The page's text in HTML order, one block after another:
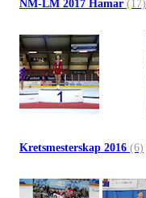
NM-LM 2017 Hamar (17)
Kretsmesterskap 2016 (6)